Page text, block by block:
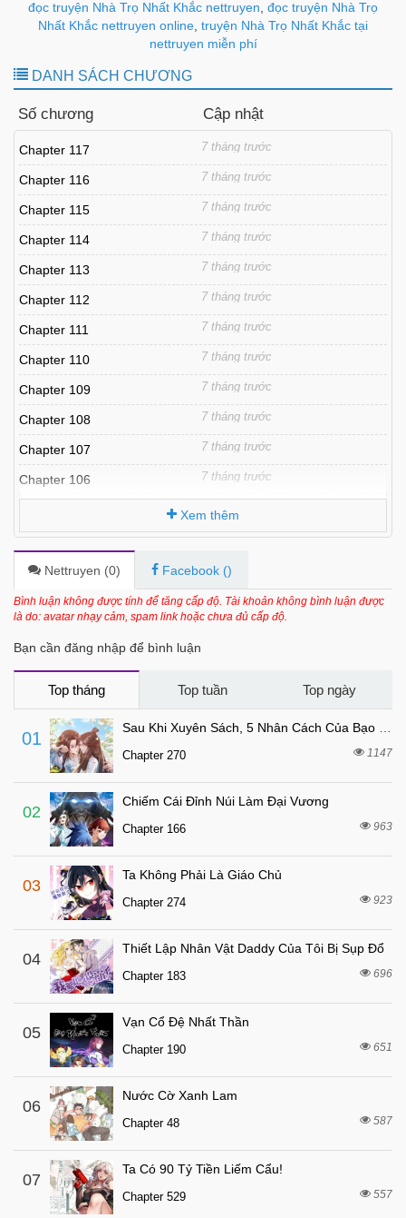
đọc truyện Nhà Trọ Nhất Khắc nettruyen đọc truyện Nhà Trọ
Nhất Khắc nettruyen online truyện Nhà Trọ Nhất Khắc tại
nettruyen miễn phí
DANH SÁCH CHƯƠNG
Số chương Cập nhật
Chapter 117 7 tháng trước
Chapter 116 7 tháng trước
Chapter 115 7 tháng trước
Chapter 114 7 tháng trước
Chapter 113 7 tháng trước
Chapter 112 7 tháng trước
Chapter 111 7 tháng trước
Chapter 110 7 tháng trước
Chapter 109 7 tháng trước
Chapter 108 7 tháng trước
Chapter 107 7 tháng trước
Chapter 106 7 tháng trước
Chapter 104 7 tháng trước
Chapter 103 7 tháng trước
Chapter 102 7 tháng trước
7 tháng trước
Chapter 100
Chapter 99 7 tháng trước
Chapter 98
Chapter 97
Chapter 96
Chapter 95 7 tháng trước
Chapter 94
Chapter 93
Chapter 92
Chapter 91 7 tháng trước
Chapter 90 7 tháng trước
Chapter 89
Chapter 88 7 tháng trước
Chapter 87
Chapter 86 7 tháng trước
Chapter 85
Chapter 84
Chapter 83 7 tháng trước
Chapter 82
Xem thêm
Nettruyen (0) Facebook ()
Bình luận không được tính để tăng cấp độ. Tài khoản không bình luận được
là do: avatar nhạy cảm, spam link hoặc chưa đủ cấp độ.
Bạn cần đăng nhập để bình luận
Top tháng Top tuần Top ngày
01
Chapter 270 1147
02
Chiếm Cái Đỉnh Núi Làm Đại Vương
Chapter 166 963
03
Ta Không Phải Là Giáo Chủ
Chapter 274 923
04
Thiết Lập Nhân Vật Daddy Của Tôi Bị Sụp Đổ
Chapter 183 696
05
Vạn Cổ Đệ Nhất Thần
Chapter 190 651
06
Nước Cờ Xanh Lam
Chapter 48 587
07
Ta Có 90 Tỷ Tiền Liếm Cẩu!
Chapter 529 557